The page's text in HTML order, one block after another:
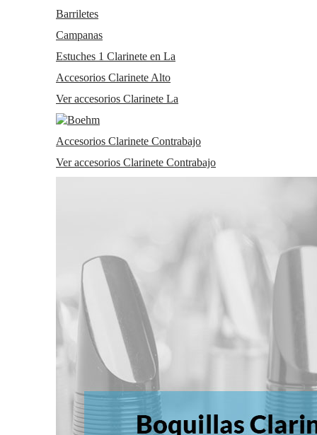
Barriletes
Campanas
Estuches 1 Clarinete en La
Accesorios Clarinete Alto
Ver accesorios Clarinete La
Accesorios Clarinete Contrabajo
Ver accesorios Clarinete Contrabajo